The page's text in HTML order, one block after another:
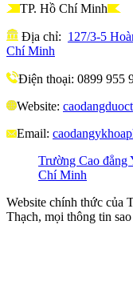
TP. Hồ Chí Minh
Địa chỉ: 127/3-5
Chí Minh
Điện thoại: 0899 955
Website:
Email:
Trường Cao đẳng
Chí Minh
Website chính thức của
Thạch, mọi thông tin